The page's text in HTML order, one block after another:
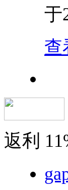
于
查
返利